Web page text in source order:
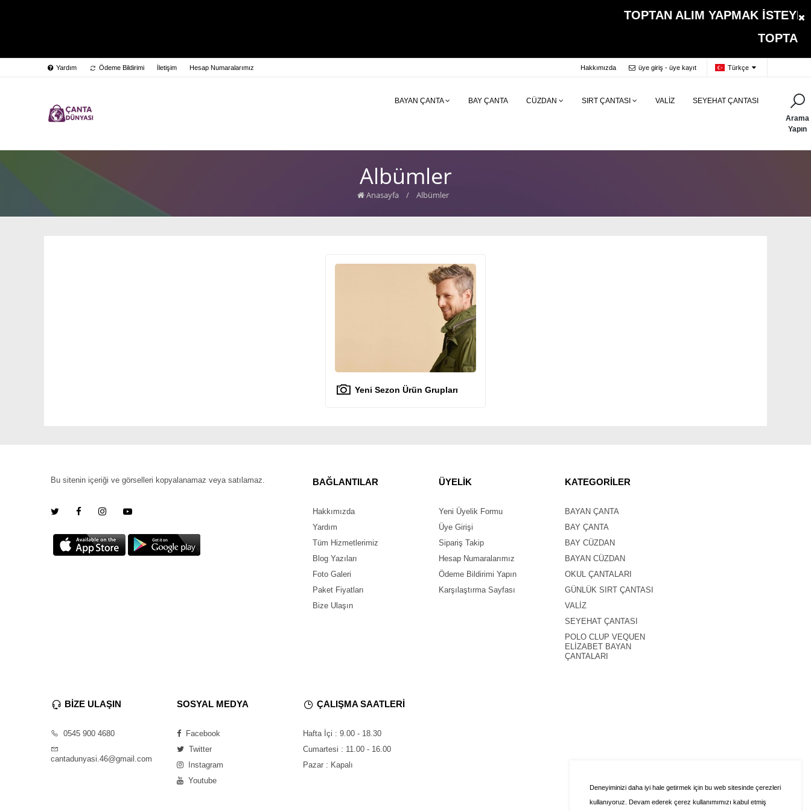
Deneyiminizi daha iyi hale getirmek için bu web sitesinde çerezleri
kullanıyoruz. Devam ederek çerez kullanımımızı kabul etmiş
TOPTAN ALIM YAPMAK İSTEYEN
TOPTAN
Yardım Ödeme Bildirimi İletişim Hesap Numaralarımız Hakkımızda üye giriş - üye kayıt Türkçe
BAYAN ÇANTA BAY ÇANTA CÜZDAN SIRT ÇANTASI VALİZ SEYEHAT ÇANTASI
Arama
Yapın
Albümler
Anasayfa / Albümler
Yeni Sezon Ürün Grupları
Bu sitenin içeriği ve görselleri kopyalanamaz veya satılamaz. BAĞLANTILAR
Hakkımızda
Yardım
Tüm Hizmetlerimiz
Blog Yazıları
Foto Galeri
Paket Fiyatları
Bize Ulaşın
ÜYELİK
Yeni Üyelik Formu
Üye Girişi
Sipariş Takip
Hesap Numaralarımız
Ödeme Bildirimi Yapın
Karşılaştırma Sayfası
KATEGORİLER
BAYAN ÇANTA
BAY ÇANTA
BAY CÜZDAN
BAYAN CÜZDAN
OKUL ÇANTALARI
GÜNLÜK SIRT ÇANTASI
VALİZ
SEYEHAT ÇANTASI
POLO CLUP VEQUEN
ELİZABET BAYAN
ÇANTALARI
BİZE ULAŞIN
0545 900 4680
cantadunyasi.46@gmail.com
SOSYAL MEDYA
Facebook
Twitter
Instagram
Youtube
ÇALIŞMA SAATLERİ
Hafta İçi : 9.00 - 18.30
Cumartesi : 11.00 - 16.00
Pazar : Kapalı